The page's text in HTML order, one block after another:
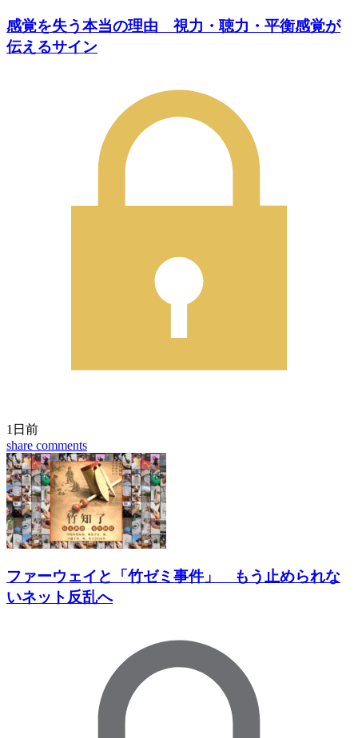
感覚を失う本当の理由 視力・聴力・平衡感覚が
伝えるサイン
1日前
share comments
ファーウェイと「竹ゼミ事件」 もう止められな
いネット反乱へ